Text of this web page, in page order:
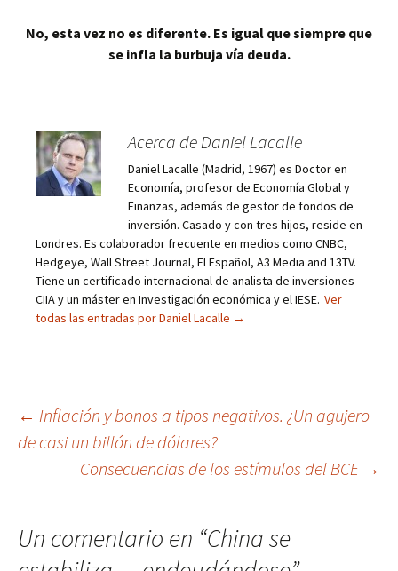
No, esta vez no es diferente. Es igual que siempre que
se infla la burbuja vía deuda.
Acerca de Daniel Lacalle
Daniel Lacalle (Madrid, 1967) es Doctor en
Economía, profesor de Economía Global y
Finanzas, además de gestor de fondos de
inversión. Casado y con tres hijos, reside en
Londres. Es colaborador frecuente en medios como CNBC,
Hedgeye, Wall Street Journal, El Español, A3 Media and 13TV.
Tiene un certificado internacional de analista de inversiones
CIIA y un máster en Investigación económica y el IESE. Ver
todas las entradas por Daniel Lacalle →
Navegación
de
← Inflación y bonos a tipos negativos. ¿Un agujero
de casi un billón de dólares?
Consecuencias de los estímulos del BCE →
Un comentario en “China se